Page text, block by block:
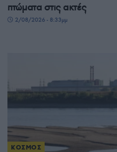
πτώματα στις ακτές
2/08/2026 - 8:33μμ
ΚΟΣΜΟΣ